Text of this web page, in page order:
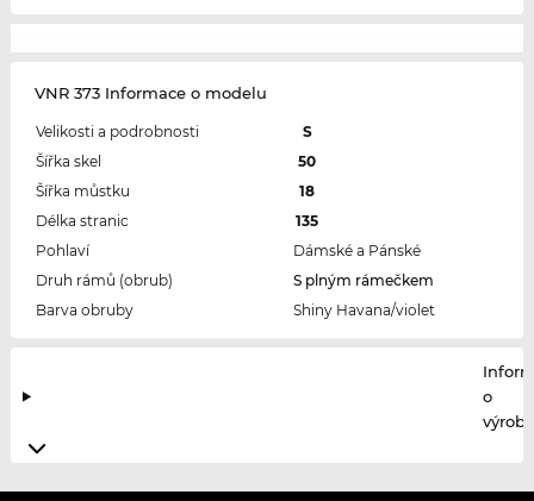
VNR 373 Informace o modelu
Velikosti a podrobnosti
S
Šířka skel
50
Šířka můstku
18
Délka stranic
135
Pohlaví
Dámské a Pánské
Druh rámů (obrub)
S plným rámečkem
Barva obruby
Shiny Havana/violet
o